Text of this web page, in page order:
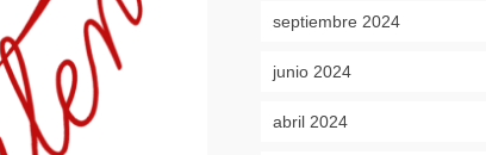
septiembre 2024
junio 2024
abril 2024